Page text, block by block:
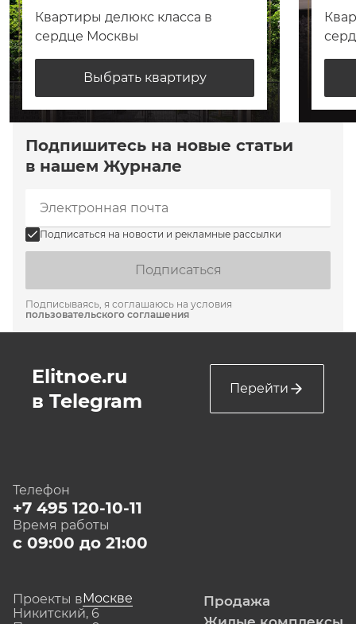
Квартиры делюкс класса в
сердце Москвы
Выбрать квартиру
Подпишитесь на новые статьи
в нашем Журнале
Подписаться на новости и рекламные рассылки
Подписаться
Подписываясь, я соглашаюсь на условия
пользовательского соглашения
Elitnoe.ru
в Telegram
Перейти
Телефон
+7 495 120-10-11
Время работы
с 09:00 до 21:00
Проекты вМоскве
Никитский, 6
Продажа